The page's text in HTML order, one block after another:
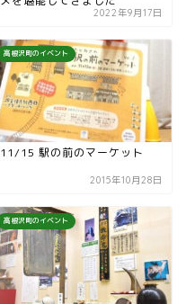
2022年9月17日
高根沢町のイベント
11/15 駅の前のマーケット
2015年10月28日
高根沢町のイベント